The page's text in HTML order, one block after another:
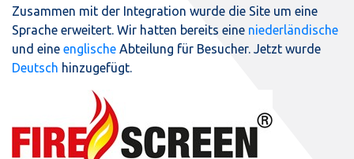
Zusammen mit der Integration wurde die Site um eine
Sprache erweitert. Wir hatten bereits eine niederländische
und eine englische Abteilung für Besucher. Jetzt wurde
Deutsch hinzugefügt.